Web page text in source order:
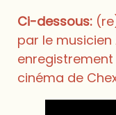
Ci-dessous:
par le musicien
cinéma de